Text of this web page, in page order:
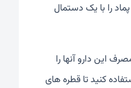
را با یک دستمال
دیگر) استفاده می کنید، حداقل 5 تا 10 دقیقه پس از مصرف این دارو آنها را
استفاده کنید تا قطره های